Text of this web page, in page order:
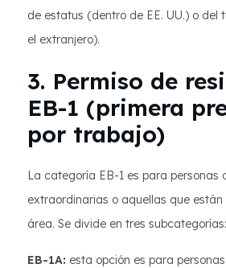
de estatus (dentro de EE. UU.) o del
el extranjero).
3. Permiso de
EB-1 (primera
por trabajo)
La categoría EB-1 es para personas
extraordinarias o aquellas que
área. Se divide en tres subcategorías:
EB-1A: esta opción es para